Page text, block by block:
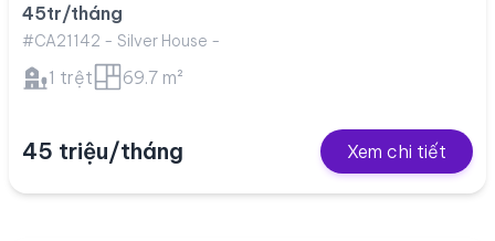
45tr/tháng
#CA21142 - Silver House -
1 trệt 69.7 m²
45 triệu/tháng Xem chi tiết